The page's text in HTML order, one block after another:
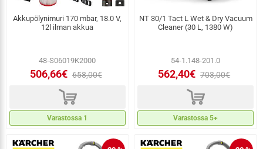
Akkupölynimuri 170 mbar, 18.0 V,
12l ilman akkua
48-S06019K2000
506,66€ 658,00€
d
Varastossa 1
NT 30/1 Tact L Wet & Dry Vacuum
Cleaner (30 L, 1380 W)
54-1.148-201.0
562,40€ 703,00€
d
Varastossa 5+